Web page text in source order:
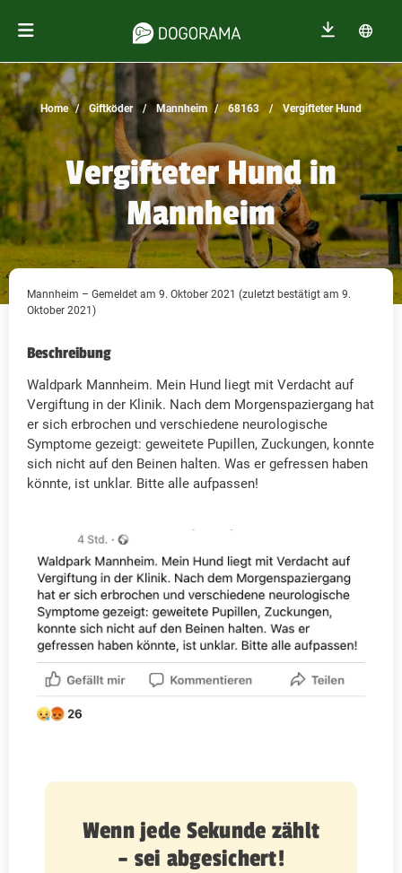
Home Giftköder Mannheim 68163 Vergifteter Hund
Vergifteter Hund in
Mannheim
Mannheim – Gemeldet am 9. Oktober 2021 (zuletzt bestätigt am 9.
Oktober 2021)
Beschreibung
Waldpark Mannheim. Mein Hund liegt mit Verdacht auf
Vergiftung in der Klinik. Nach dem Morgenspaziergang hat
er sich erbrochen und verschiedene neurologische
Symptome gezeigt: geweitete Pupillen, Zuckungen, konnte
sich nicht auf den Beinen halten. Was er gefressen haben
könnte, ist unklar. Bitte alle aufpassen!
Wenn jede Sekunde zählt
– sei abgesichert!